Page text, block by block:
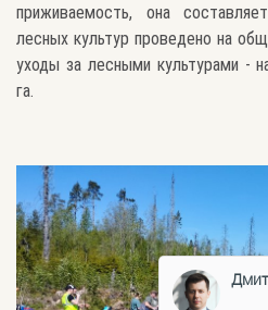
приживаемость, она
лесных культур проведено на
уходы за лесными культурами -
га.